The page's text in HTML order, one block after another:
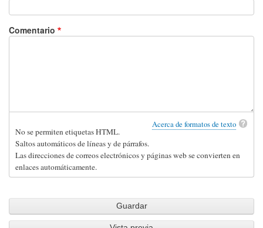
Comentario
Acerca de formatos de texto
No se permiten etiquetas HTML.
Saltos automáticos de líneas y de párrafos.
Las direcciones de correos electrónicos y páginas web se convierten en
enlaces automáticamente.